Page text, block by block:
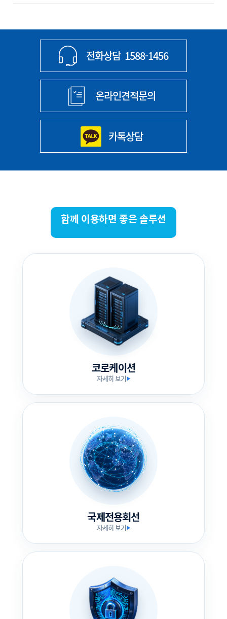
전화상담 1588-1456
온라인견적문의
카톡상담
함께 이용하면 좋은 솔루션
코로케이션
자세히 보기▶
국제전용회선
자세히 보기▶